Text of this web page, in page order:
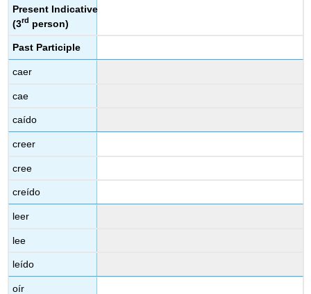
Present Indicative
(3rd person)
Past Participle
caer
cae
caído
creer
cree
creído
leer
lee
leído
oír